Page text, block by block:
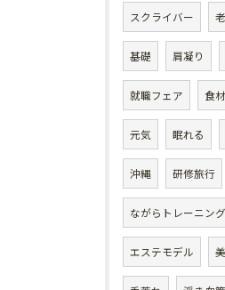
スクライバー
基礎 肩凝り
就職フェア 食材
元気 眠れる
沖縄 研修旅行
ながらトレーニング
エステモデル